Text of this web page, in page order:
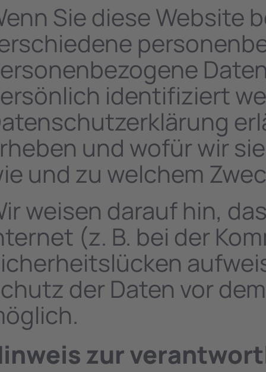
Sie diese Website
identifiziert
und wofür wir
und zu welchem
weisen darauf hin,
(z. B. bei der
der Daten vor
zur